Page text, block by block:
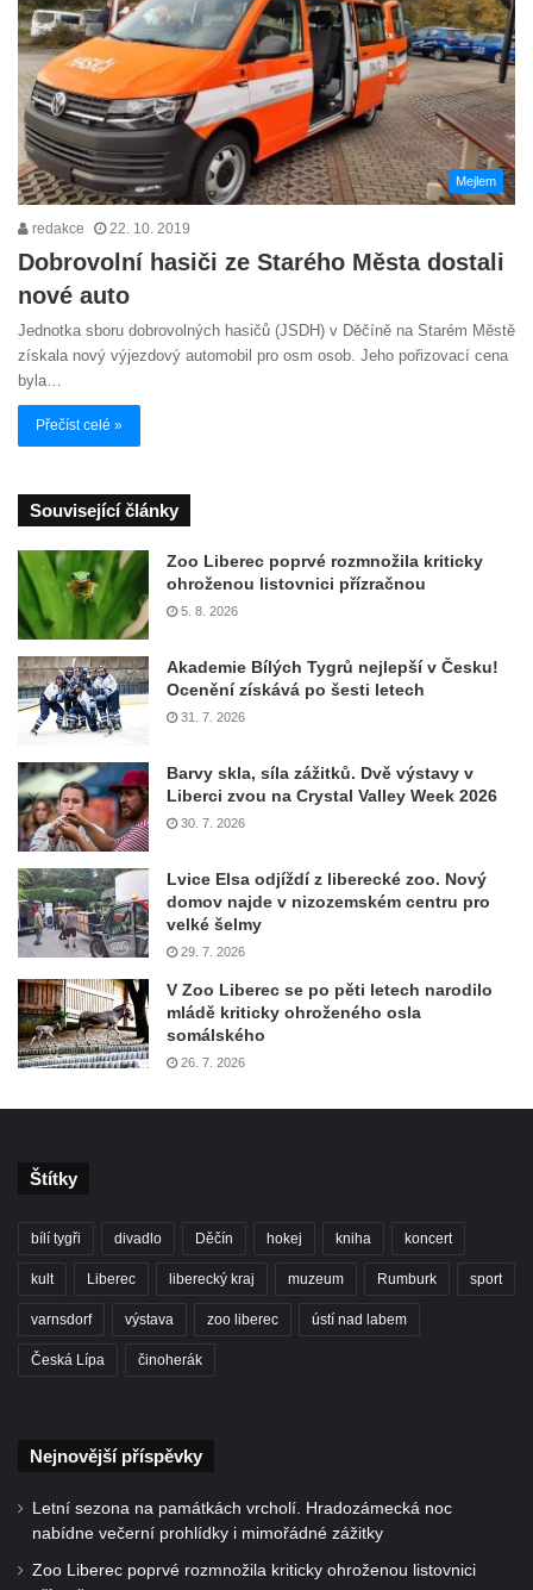
Mejlem
redakce 22. 10. 2019
Dobrovolní hasiči ze Starého Města dostali
nové auto
Jednotka sboru dobrovolných hasičů (JSDH) v Děčíně na Starém Městě
získala nový výjezdový automobil pro osm osob. Jeho pořizovací cena
byla…
Přečíst celé »
Související články
Zoo Liberec poprvé rozmnožila kriticky
ohroženou listovnici přízračnou
5. 8. 2026
Akademie Bílých Tygrů nejlepší v Česku!
Ocenění získává po šesti letech
31. 7. 2026
Barvy skla, síla zážitků. Dvě výstavy v
Liberci zvou na Crystal Valley Week 2026
30. 7. 2026
Lvice Elsa odjíždí z liberecké zoo. Nový
domov najde v nizozemském centru pro
velké šelmy
29. 7. 2026
V Zoo Liberec se po pěti letech narodilo
mládě kriticky ohroženého osla
somálského
26. 7. 2026
Štítky
bílí tygři divadlo Děčín hokej kniha koncert
kult Liberec liberecký kraj muzeum Rumburk sport
varnsdorf výstava zoo liberec ústí nad labem
Česká Lípa činoherák
Nejnovější příspěvky
Letní sezona na památkách vrcholí. Hradozámecká noc
nabídne večerní prohlídky i mimořádné zážitky
Zoo Liberec poprvé rozmnožila kriticky ohroženou listovnici